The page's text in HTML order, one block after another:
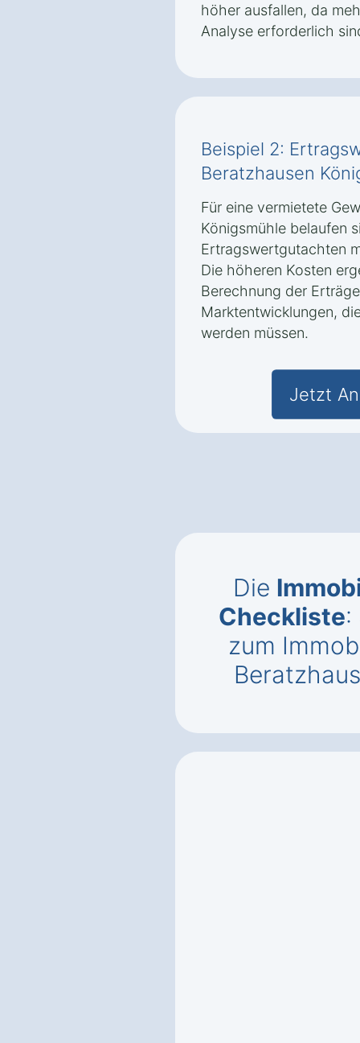
höher ausfallen, da
Analyse erforderlich
Beispiel 2:
Beratzhausen
Für eine vermietete
Königsmühle belaufen
Ertragswertgutachten
Die höheren Kosten
Berechnung der
Marktentwicklungen,
werden müssen.
Jetzt
Die
Checkliste:
zum